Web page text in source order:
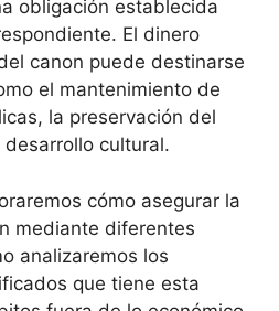
obligación establecida
El dinero
canon puede destinarse
el mantenimiento de
la preservación del
cultural.
cómo asegurar la
mediante diferentes
analizaremos los
que tiene esta